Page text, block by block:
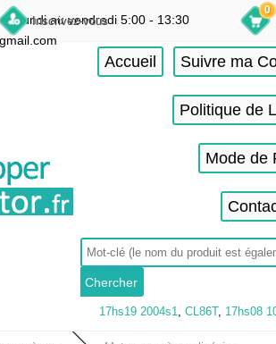
Inscrivez-vous
lundi au vendredi 5:00 - 13:30
0
Accueil Suivre ma
Politique de
Mode de
17hs19 2004s1, CL86T, 17hs08